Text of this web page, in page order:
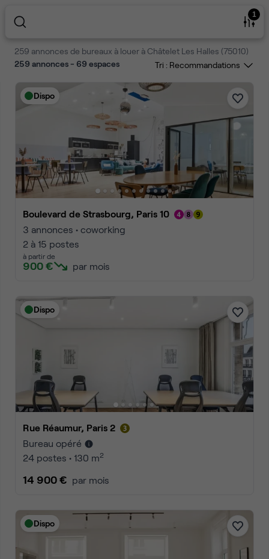
1
259 annonces de bureaux à louer à Châtelet Les Halles (75010)
259 annonces - 69 espaces
Tri :
Dispo
Boulevard de Strasbourg, Paris 10
3 annonces • coworking
2 à 15 postes
à partir de
900 € par mois
Dispo
Rue Réaumur, Paris 2
Bureau opéré
24 postes • 130 m2
14 900 € par mois
Dispo